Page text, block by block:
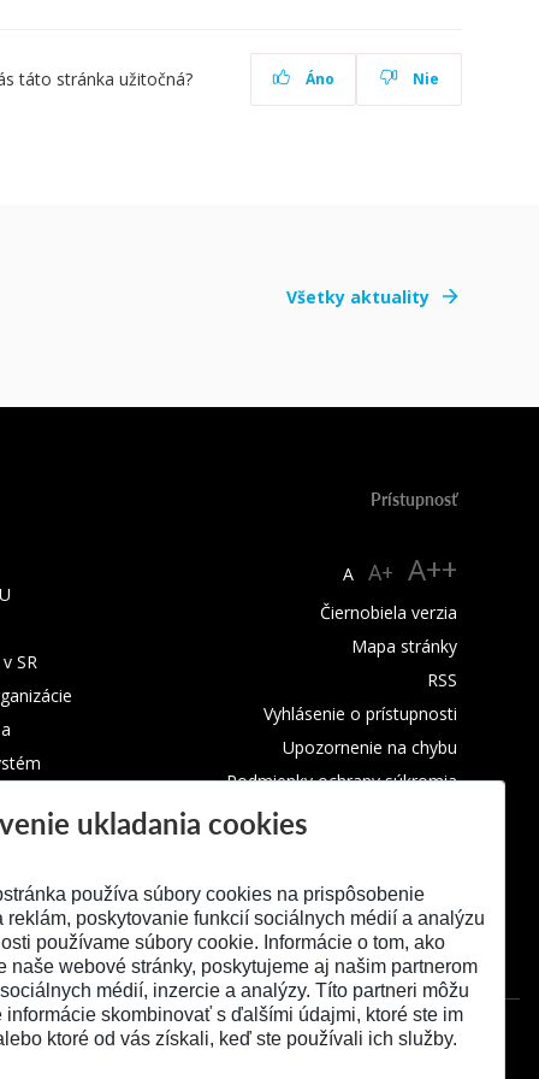
táto stránka užitočná? Áno Nie
Všetky aktuality
SR
Prístupnosť
A A+ A++
Čiernobiela verzia
Mapa stránky
RSS
Vyhlásenie o prístupnosti
Upozornenie na chybu
Podmienky ochrany súkromia
ukladania cookies
používa súbory cookies na prispôsobenie
reklám, poskytovanie funkcií sociálnych médií a analýzu
používame súbory cookie. Informácie o tom, ako
naše webové stránky, poskytujeme aj našim partnerom
médií, inzercie a analýzy. Títo partneri môžu
informácie skombinovať s ďalšími údajmi, ktoré ste im
ktoré od vás získali, keď ste používali ich služby.